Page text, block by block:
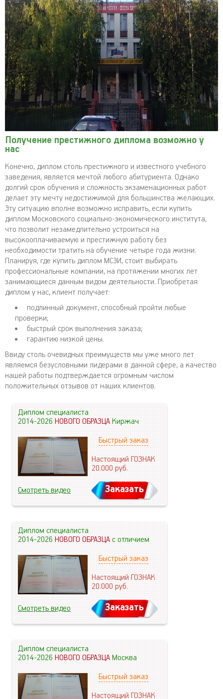
Получение престижного диплома возможно у
нас
Конечно, диплом столь престижного и известного учебного
заведения, является мечтой любого абитуриента. Однако
долгий срок обучения и сложность экзаменационных работ
делает эту мечту недостижимой для большинства желающих.
Эту ситуацию вполне возможно исправить, если купить
диплом Московского социально-экономического института,
что позволит незамедлительно устроиться на
высокооплачиваемую и престижную работу без
необходимости тратить на обучение четыре года жизни.
Планируя, где купить диплом МСЭИ, стоит выбирать
профессиональные компании, на протяжении многих лет
занимающиеся данным видом деятельности. Приобретая
диплом у нас, клиент получает:
подлинный документ, способный пройти любые
проверки;
быстрый срок выполнения заказа;
гарантию низкой цены.
Ввиду столь очевидных преимуществ мы уже много лет
являемся безусловными лидерами в данной сфере, а качество
нашей работы подтверждается огромным числом
положительных отзывов от наших клиентов.
Диплом специалиста
2014-2026НОВОГО ОБРАЗЦАКиржач
Быстрый заказ
Настоящий ГОЗНАК
20.000руб.
Смотреть видео Заказать
Диплом специалиста
2014-2026НОВОГО ОБРАЗЦАс отличием
Быстрый заказ
Настоящий ГОЗНАК
20.000руб.
Смотреть видео Заказать
Диплом специалиста
2014-2026НОВОГО ОБРАЗЦАМосква
Быстрый заказ
Настоящий ГОЗНАК